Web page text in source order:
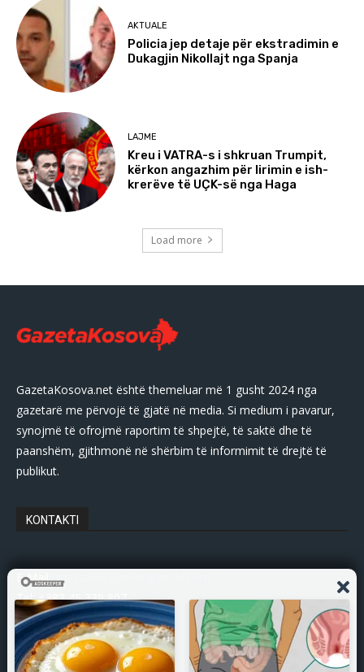
AKTUALE
Policia jep detaje për ekstradimin e
Dukagjin Nikollajt nga Spanja
LAJME
Kreu i VATRA-s i shkruan Trumpit,
kërkon angazhim për lirimin e ish-
krerëve të UÇK-së nga Haga
Load more
GazetaKosova.net është themeluar më 1 gusht 2024 nga
gazetarë me përvojë të gjatë në media. Si medium i pavarur,
synojmë të ofrojmë raportim të shpejtë, të saktë dhe të
paanshëm, gjithmonë në shërbim të informimit të drejtë të
publikut.
KONTAKTI
E-Mail:gazetakosovanet@gmail.com
Tel: +383 45 339 807